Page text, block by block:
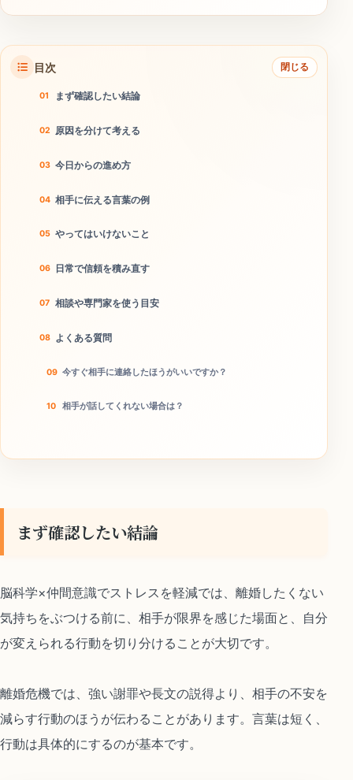
目次 閉じる
まず確認したい結論
原因を分けて考える
今日からの進め方
相手に伝える言葉の例
やってはいけないこと
日常で信頼を積み直す
相談や専門家を使う目安
よくある質問
今すぐ相手に連絡したほうがいいですか？
相手が話してくれない場合は？
まず確認したい結論
脳科学×仲間意識でストレスを軽減では、離婚したくない
気持ちをぶつける前に、相手が限界を感じた場面と、自分
が変えられる行動を切り分けることが大切です。
離婚危機では、強い謝罪や長文の説得より、相手の不安を
減らす行動のほうが伝わることがあります。言葉は短く、
行動は具体的にするのが基本です。